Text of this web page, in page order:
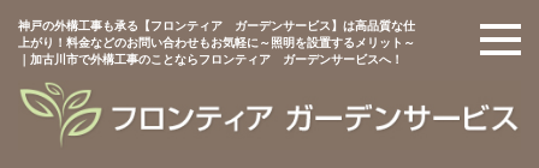
神戸の外構工事も承る【フロンティア ガーデンサービス】は高品質な仕
上がり！料金などのお問い合わせもお気軽に～照明を設置するメリット～
｜加古川市で外構工事のことならフロンティア ガーデンサービスへ！